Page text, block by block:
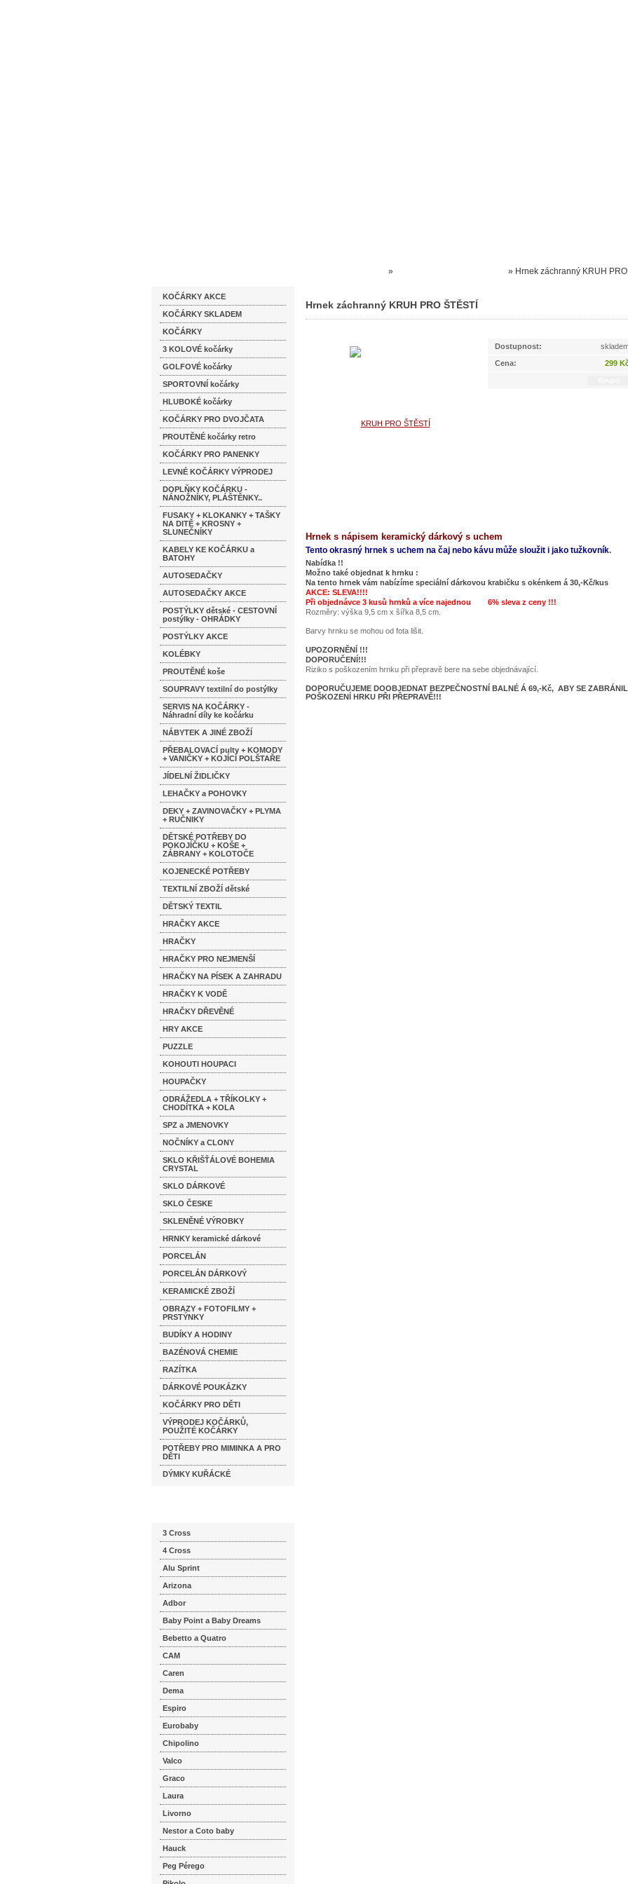
KOČÁRKY AKCE
KOČÁRKY SKLADEM
KOČÁRKY
3 KOLOVÉ kočárky
GOLFOVÉ kočárky
SPORTOVNÍ kočárky
HLUBOKÉ kočárky
KOČÁRKY PRO DVOJČATA
PROUTĚNÉ kočárky retro
KOČÁRKY PRO PANENKY
LEVNÉ KOČÁRKY VÝPRODEJ
DOPLŇKY KOČÁRKU -
NÁNOŽNÍKY, PLÁŠTĚNKY..
FUSAKY + KLOKANKY + TAŠKY
NA DITĚ + KROSNY +
SLUNEČNÍKY
KABELY KE KOČÁRKU a
BATOHY
AUTOSEDAČKY
AUTOSEDAČKY AKCE
POSTÝLKY dětské - CESTOVNÍ
postýlky - OHRÁDKY
POSTÝLKY AKCE
KOLÉBKY
PROUTĚNÉ koše
SOUPRAVY textilní do postýlky
SERVIS NA KOČÁRKY -
Náhradní díly ke kočárku
NÁBYTEK A JINÉ ZBOŽÍ
PŘEBALOVACÍ pulty + KOMODY
+ VANIČKY + KOJÍCÍ POLŠTAŘE
JÍDELNÍ ŽIDLIČKY
LEHAČKY a POHOVKY
DEKY + ZAVINOVAČKY + PLYMA
+ RUČNIKY
DĚTSKÉ POTŘEBY DO
POKOJÍČKU + KOŠE +
ZÁBRANY + KOLOTOČE
KOJENECKÉ POTŘEBY
TEXTILNÍ ZBOŽÍ dětské
DĚTSKÝ TEXTIL
HRAČKY AKCE
HRAČKY
HRAČKY PRO NEJMENŠÍ
HRAČKY NA PÍSEK A ZAHRADU
HRAČKY K VODĚ
HRAČKY DŘEVĚNÉ
HRY AKCE
PUZZLE
KOHOUTI HOUPACI
HOUPAČKY
ODRÁŽEDLA + TŘÍKOLKY +
CHODÍTKA + KOLA
SPZ a JMENOVKY
NOČNÍKY a CLONY
SKLO KŘIŠŤÁLOVÉ BOHEMIA
CRYSTAL
SKLO DÁRKOVÉ
SKLO ČESKE
SKLENĚNÉ VÝROBKY
HRNKY keramické dárkové
PORCELÁN
PORCELÁN DÁRKOVÝ
KERAMICKÉ ZBOŽÍ
OBRAZY + FOTOFILMY +
PRSTÝNKY
BUDÍKY A HODINY
BAZÉNOVÁ CHEMIE
RAZÍTKA
DÁRKOVÉ POUKÁZKY
KOČÁRKY PRO DĚTI
VÝPRODEJ KOČÁRKŮ,
POUŽITÉ KOČÁRKY
POTŘEBY PRO MIMINKA A PRO
DĚTI
DÝMKY KUŘÁCKÉ
3 Cross
4 Cross
Alu Sprint
Arizona
Adbor
Baby Point a Baby Dreams
Bebetto a Quatro
CAM
Caren
Dema
Espiro
Eurobaby
Chipolino
Valco
Graco
Laura
Livorno
Nestor a Coto baby
Hauck
Peg Pérego
» » Hrnek záchranný KRUH PRO
ŠTĚSTÍ
Hrnek záchranný KRUH PRO ŠTĚSTÍ
Dostupnost:
Cena:
299
Hrnek s nápisem keramický dárkový s uchem
Tento okrasný hrnek s uchem na čaj nebo kávu může sloužit i jako tužkovník.
Nabídka !!
Možno také objednat k hrnku :
Na tento hrnek vám nabízíme speciální dárkovou krabičku s okénkem á 30,-Kč/kus
AKCE: SLEVA!!!!
Při objednávce 3 kusů hrnků a více najednou 6% sleva z ceny !!!
Rozměry: výška 9,5 cm x šířka 8,5 cm.
Barvy hrnku se mohou od fota lišit.
UPOZORNĚNÍ !!!
DOPORUČENÍ!!!
Riziko s poškozením hrnku při přepravě bere na sebe objednávající.
DOPORUČUJEME DOOBJEDNAT BEZPEČNOSTNÍ BALNÉ Á 69,-Kč, ABY SE
POŠKOZENÍ HRKU PŘI PŘEPRAVĚ!!!